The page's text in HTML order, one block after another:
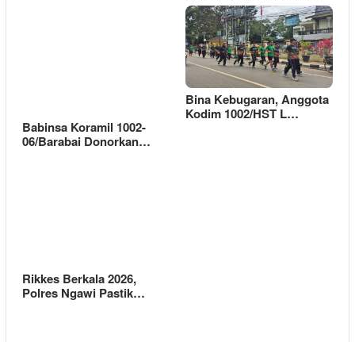
Babinsa Koramil 1002-
06/Barabai Donorkan…
Bina Kebugaran, Anggota
Kodim 1002/HST L…
Rikkes Berkala 2026,
Polres Ngawi Pastik…